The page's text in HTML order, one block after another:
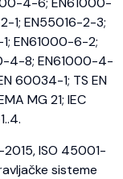
1; EN55016-2-3;
EN61000-6-2;
4-8; EN61000-4-
60034-1; TS EN
MG 21; IEC
2015, ISO 45001-
sisteme